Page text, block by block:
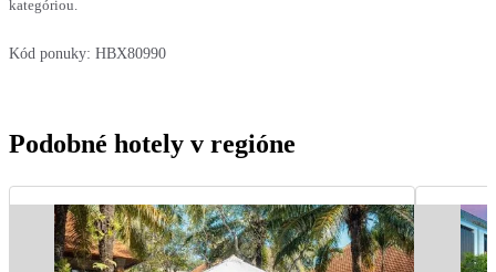
kategóriou.
Kód ponuky: HBX80990
Podobné hotely v regióne